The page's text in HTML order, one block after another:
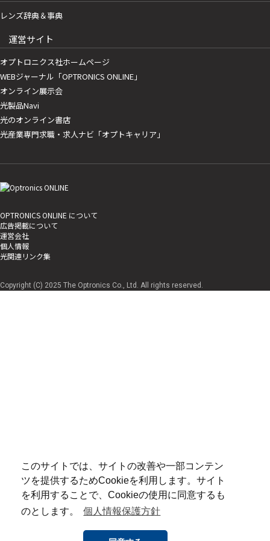
このサイトでは、サイトの改善や一部コンテン
ツを提供するためCookieを利用します。サイト
を利用することで、Cookieの使用に同意するも
のとします。
個人情報保護方針
レンズ辞典＆事典
運営サイト
オプトロニクス社ホームページ
WEBジャーナル「OPTRONICS ONLINE」
オンライン展示会
光製品Navi
光のオンライン書店
光産業専門求職・求人ナビ「オプトキャリア」
OPTRONICS ONLINE について
広告掲載について
運営会社
個人情報
光関連リンク集
Copyright (C) 2025 The Optronics Co., Ltd. All rights reserved.